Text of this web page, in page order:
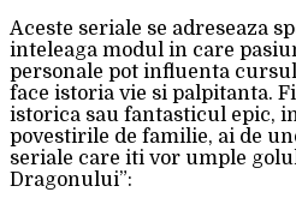
Aceste seriale se adreseaza
inteleaga modul in care
personale pot influenta
face istoria vie si palpitanta.
istorica sau fantasticul epic,
povestirile de familie, ai de
seriale care iti vor umple golul
Dragonului”: